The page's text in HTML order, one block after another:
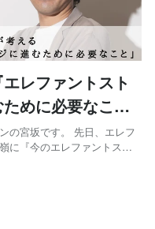
レファントスト
めに必要なこ
の宮坂です。 先日、エレフ
に『今のエレファントスト
その内容を皆さんにもご
内で「今エレファントス